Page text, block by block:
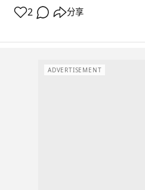
2 分享
ADVERTISEMENT